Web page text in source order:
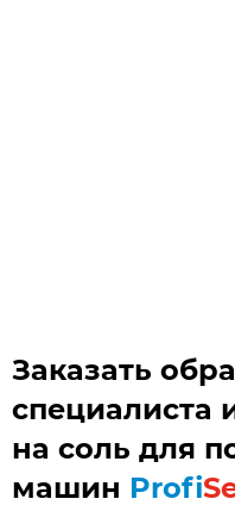
Заказать
специалиста
на соль для
машин Profi